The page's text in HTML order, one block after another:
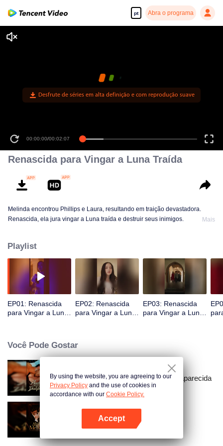
pt Abra o programa
Abra o programa
Desfrute de séries em alta definição e com reprodução suave
00:00:00/00:02:07
Renascida para Vingar a Luna Traída
Melinda encontrou Phillips e Laura, resultando em traição devastadora.
Renascida, ela jura vingar a Luna traída e destruir seus inimigos.
Mais
Playlist
EP01: Renascida
para Vingar a Luna
EP02: Renascida
para Vingar a Luna
EP03: Renascida
para Vingar a Luna
Você Pode Gostar
Amarrado à Minha Esposa Desaparecida
Alpha, Me Marca
By using the website, you are agreeing to our
Privacy Policy and the use of cookies in
accordance with our Cookie Policy.
Accept